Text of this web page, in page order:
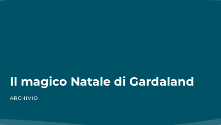
Il magico Natale di Gardaland
ARCHIVIO